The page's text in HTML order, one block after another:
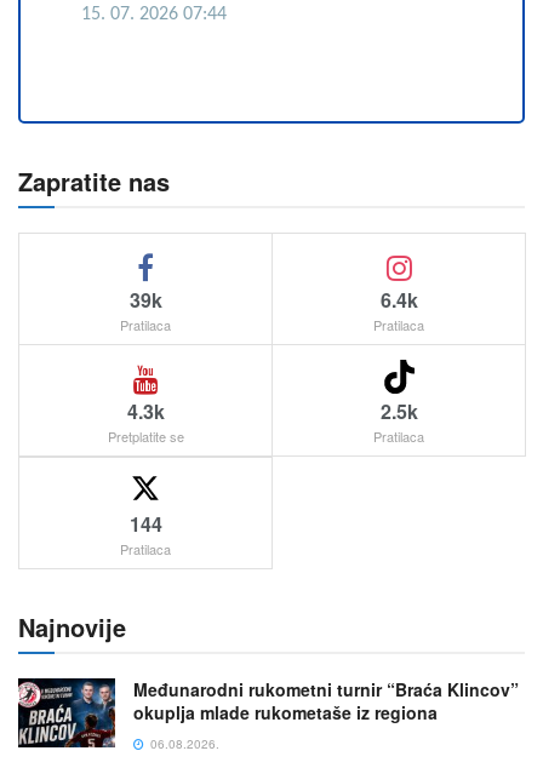
15. 07. 2026 07:44
Zapratite nas
39k
Pratilaca
6.4k
Pratilaca
4.3k
Pretplatite se
2.5k
Pratilaca
144
Pratilaca
Najnovije
Međunarodni rukometni turnir “Braća Klincov”
okuplja mlade rukometaše iz regiona
06.08.2026.